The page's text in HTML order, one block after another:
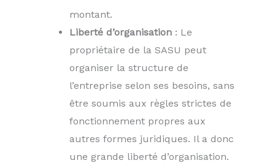
montant.
Liberté d’organisation : Le
propriétaire de la SASU peut
organiser la structure de
l’entreprise selon ses besoins, sans
être soumis aux règles strictes de
fonctionnement propres aux
autres formes juridiques. Il a donc
une grande liberté d’organisation.